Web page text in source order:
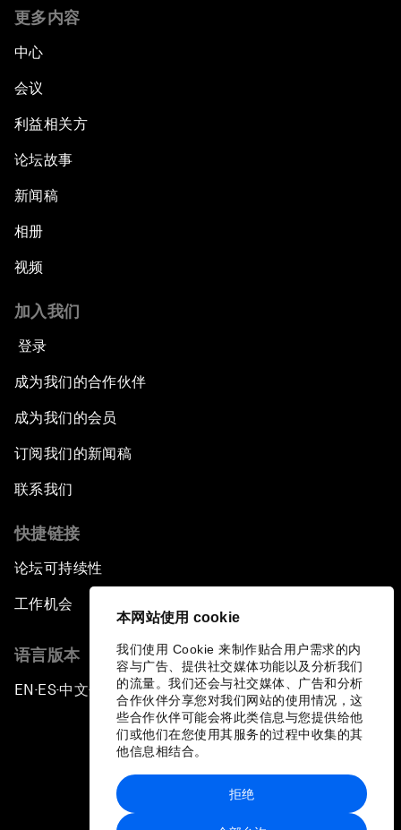
本网站使用 cookie
我们使用 Cookie 来制作贴合用户需求的内
容与广告、提供社交媒体功能以及分析我们
的流量。我们还会与社交媒体、广告和分析
合作伙伴分享您对我们网站的使用情况，这
些合作伙伴可能会将此类信息与您提供给他
们或他们在您使用其服务的过程中收集的其
他信息相结合。
拒绝
更多内容
中心
会议
利益相关方
论坛故事
新闻稿
相册
视频
加入我们
登录
成为我们的合作伙伴
成为我们的会员
订阅我们的新闻稿
联系我们
快捷链接
论坛可持续性
工作机会
语言版本
EN ▪ES▪中文▪ 日本語